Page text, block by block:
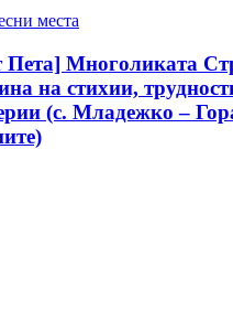
места
Пета] Многоликата
на стихии,
(с. Младежко –